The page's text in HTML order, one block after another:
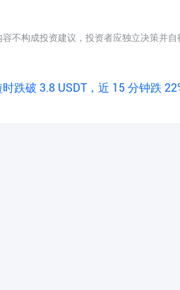
不构成投资建议，投资者应独立决策并
时跌破 3.8 USDT，近 15 分钟跌